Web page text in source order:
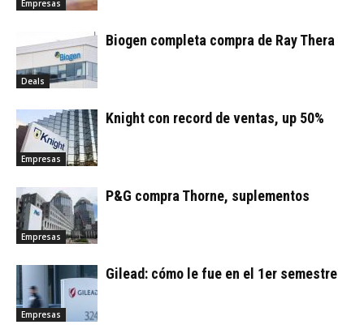
Empresas
Deals
Biogen completa compra de Ray Thera
Empresas
Knight con record de ventas, up 50%
Empresas
P&G compra Thorne, suplementos
Empresas
Gilead: cómo le fue en el 1er semestre